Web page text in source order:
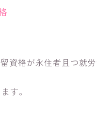
資格が永住者且つ就
す。